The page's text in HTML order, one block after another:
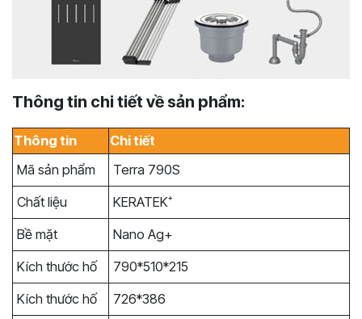
Thông tin chi tiết về sản phẩm:
Thông tin
Chi tiết
Mã sản phẩm
Terra 790S
Chất liệu
KERATEK⁺
Bề mặt
Nano Ag+
Kích thước hố
790*510*215
Kích thước hố
726*386